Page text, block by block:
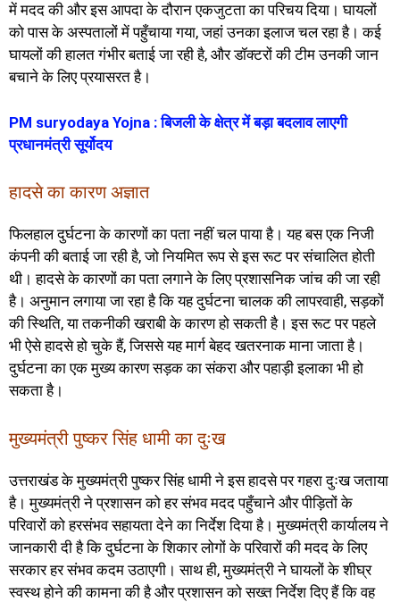
में मदद की और इस आपदा के दौरान एकजुटता का परिचय दिया। घायलों
को पास के अस्पतालों में पहुँचाया गया, जहां उनका इलाज चल रहा है। कई
घायलों की हालत गंभीर बताई जा रही है, और डॉक्टरों की टीम उनकी जान
बचाने के लिए प्रयासरत है।
PM suryodaya Yojna : बिजली के क्षेत्र में बड़ा बदलाव लाएगी
प्रधानमंत्री सूर्योदय
हादसे का कारण अज्ञात
फिलहाल दुर्घटना के कारणों का पता नहीं चल पाया है। यह बस एक निजी
कंपनी की बताई जा रही है, जो नियमित रूप से इस रूट पर संचालित होती
थी। हादसे के कारणों का पता लगाने के लिए प्रशासनिक जांच की जा रही
है। अनुमान लगाया जा रहा है कि यह दुर्घटना चालक की लापरवाही, सड़कों
की स्थिति, या तकनीकी खराबी के कारण हो सकती है। इस रूट पर पहले
भी ऐसे हादसे हो चुके हैं, जिससे यह मार्ग बेहद खतरनाक माना जाता है।
दुर्घटना का एक मुख्य कारण सड़क का संकरा और पहाड़ी इलाका भी हो
सकता है।
मुख्यमंत्री पुष्कर सिंह धामी का दुःख
उत्तराखंड के मुख्यमंत्री पुष्कर सिंह धामी ने इस हादसे पर गहरा दुःख जताया
है। मुख्यमंत्री ने प्रशासन को हर संभव मदद पहुँचाने और पीड़ितों के
परिवारों को हरसंभव सहायता देने का निर्देश दिया है। मुख्यमंत्री कार्यालय ने
जानकारी दी है कि दुर्घटना के शिकार लोगों के परिवारों की मदद के लिए
सरकार हर संभव कदम उठाएगी। साथ ही, मुख्यमंत्री ने घायलों के शीघ्र
स्वस्थ होने की कामना की है और प्रशासन को सख्त निर्देश दिए हैं कि वह